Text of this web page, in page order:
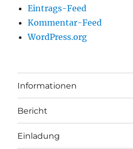
Eintrags-Feed
Kommentar-Feed
WordPress.org
Informationen
Bericht
Einladung